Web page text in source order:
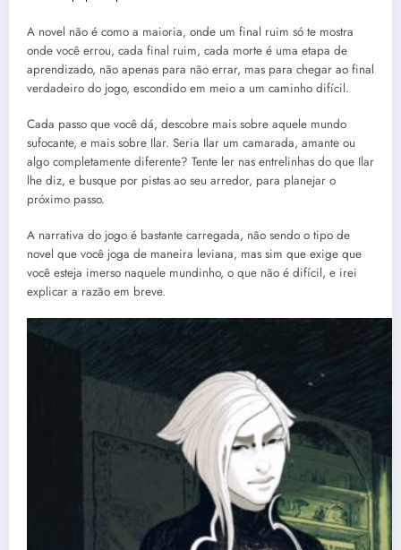
A novel não é como a maioria, onde um final ruim só te mostra
onde você errou, cada final ruim, cada morte é uma etapa de
aprendizado, não apenas para não errar, mas para chegar ao final
verdadeiro do jogo, escondido em meio a um caminho difícil.
Cada passo que você dá, descobre mais sobre aquele mundo
sufocante, e mais sobre Ilar. Seria Ilar um camarada, amante ou
algo completamente diferente? Tente ler nas entrelinhas do que Ilar
lhe diz, e busque por pistas ao seu arredor, para planejar o
próximo passo.
A narrativa do jogo é bastante carregada, não sendo o tipo de
novel que você joga de maneira leviana, mas sim que exige que
você esteja imerso naquele mundinho, o que não é difícil, e irei
explicar a razão em breve.